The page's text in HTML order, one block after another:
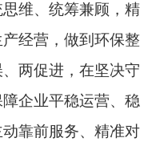
维、统筹兼顾，精
经营，做到环保整
两促进，在坚决守
企业平稳运营、稳
靠前服务、精准对